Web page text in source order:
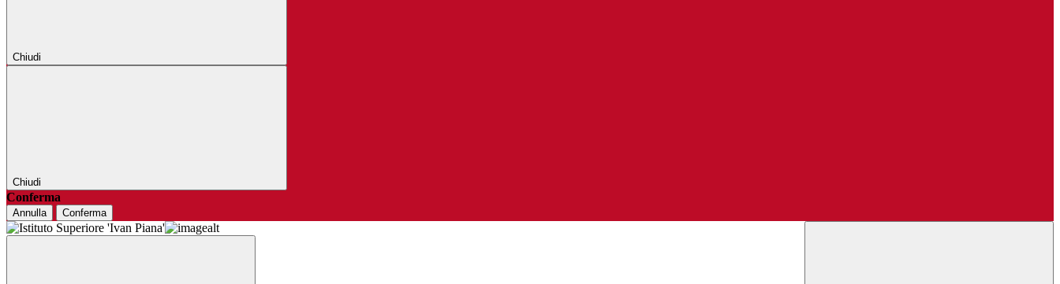
Chiudi
Chiudi
Conferma
Annulla Conferma